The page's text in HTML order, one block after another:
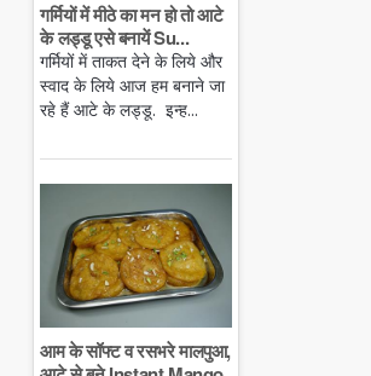
गर्मियों में मीठे का मन हो तो आटे
के लड्डू एसे बनायें Su...
गर्मियों में ताकत देने के लिये और
स्वाद के लिये आज हम बनाने जा
रहे हैं आटे के लड्डू. इन्ह...
आम के सॉफ्ट व रसभरे मालपुआ,